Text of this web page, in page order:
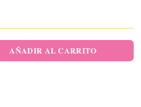
AÑADIR AL CARRITO